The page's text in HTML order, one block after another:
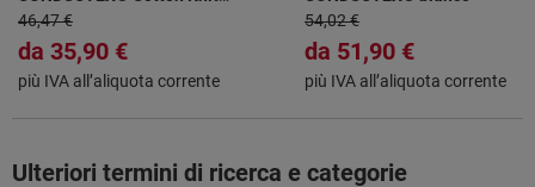
navy
46,47 €
da 35,90 €
più IVA all’aliquota corrente
54,02 €
da 51,90 €
più IVA all’aliquota corrente
Ulteriori termini di ricerca e categorie